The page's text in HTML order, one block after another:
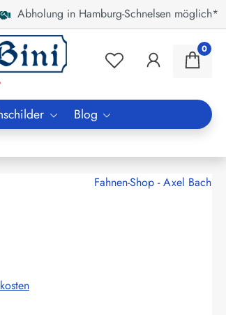
Abholung in Hamburg-Schnelsen möglich*
0
Blog
Fahnen-Shop - Axel Bach